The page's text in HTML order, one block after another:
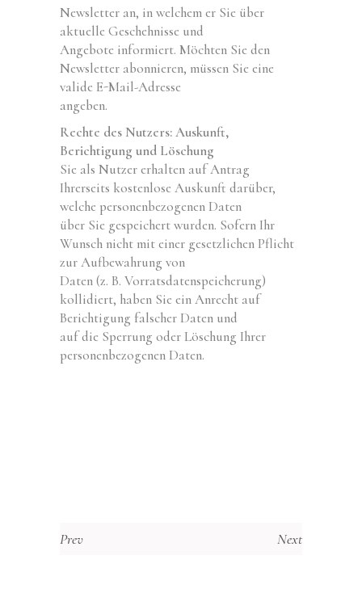
Newsletter an, in welchem er Sie über
aktuelle Geschehnisse und
Angebote informiert. Möchten Sie den
Newsletter abonnieren, müssen Sie eine
valide E-Mail-Adresse
angeben.
Rechte des Nutzers: Auskunft,
Berichtigung und Löschung
Sie als Nutzer erhalten auf Antrag
Ihrerseits kostenlose Auskunft darüber,
welche personenbezogenen Daten
über Sie gespeichert wurden. Sofern Ihr
Wunsch nicht mit einer gesetzlichen Pflicht
zur Aufbewahrung von
Daten (z. B. Vorratsdatenspeicherung)
kollidiert, haben Sie ein Anrecht auf
Berichtigung falscher Daten und
auf die Sperrung oder Löschung Ihrer
personenbezogenen Daten.
Prev Next